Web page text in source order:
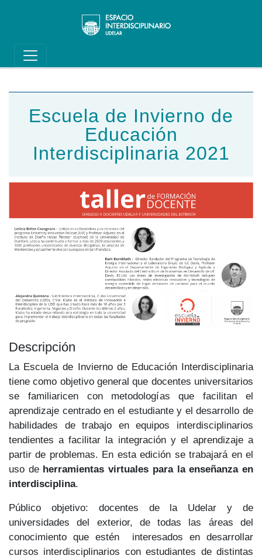
Main navigation
Escuela de Invierno de
Educación
Interdisciplinaria 2021
Descripción
La Escuela de Invierno de Educación Interdisciplinaria
tiene como objetivo general que docentes universitarios
se familiaricen con metodologías que facilitan el
aprendizaje centrado en el estudiante y el desarrollo de
habilidades de trabajo en equipos interdisciplinarios
tendientes a facilitar la integración y el aprendizaje a
partir de problemas. En esta edición se trabajará en el
uso de herramientas virtuales para la enseñanza en
interdisciplina.
Público objetivo: docentes de la Udelar y de
universidades del exterior, de todas las áreas del
conocimiento que estén interesados en desarrollar
cursos interdisciplinarios con estudiantes de distintas